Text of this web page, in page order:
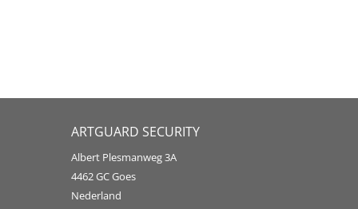
ARTGUARD SECURITY
Albert Plesmanweg 3A
4462 GC Goes
Nederland